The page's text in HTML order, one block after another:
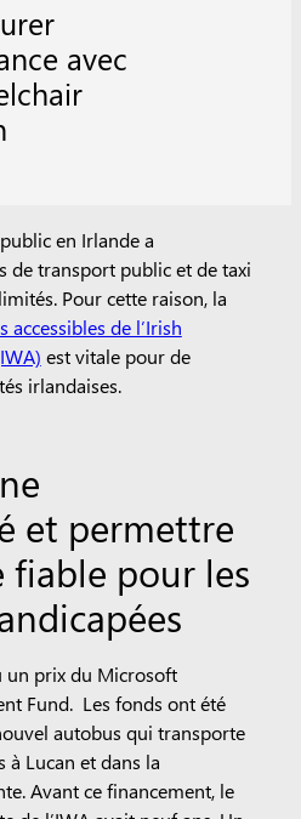
avec
en Irlande a
de transport public et de taxi
Pour cette raison, la
accessibles de l’Irish
est vitale pour de
irlandaises.
et permettre
pour les
un prix du Microsoft
Fund. Les fonds ont été
autobus qui transporte
à Lucan et dans la
Avant ce financement, le